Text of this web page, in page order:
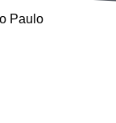
Paulo